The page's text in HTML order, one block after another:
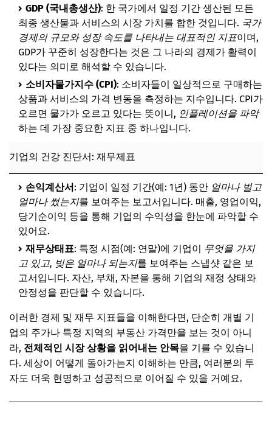
GDP (국내총생산): 한 국가에서 일정 기간 생산된 모든
최종 생산물과 서비스의 시장 가치를 합한 것입니다. 국가
경제의 규모와 성장 속도를 나타내는 대표적인 지표이며,
GDP가 꾸준히 성장한다는 것은 그 나라의 경제가 활력이
있다는 의미로 해석할 수 있습니다.
소비자물가지수 (CPI): 소비자들이 일상적으로 구매하는
상품과 서비스의 가격 변동을 측정하는 지수입니다. CPI가
오르면 물가가 오르고 있다는 뜻이니, 인플레이션을 파악
하는 데 가장 중요한 지표 중 하나입니다.
기업의 건강 진단서: 재무제표
손익계산서: 기업이 일정 기간(예: 1년) 동안 얼마나 벌고
얼마나 썼는지를 보여주는 보고서입니다. 매출, 영업이익,
당기순이익 등을 통해 기업의 수익성을 한눈에 파악할 수
있어요.
재무상태표: 특정 시점(예: 연말)에 기업이 무엇을 가지
고 있고, 빚은 얼마나 되는지를 보여주는 스냅샷 같은 보
고서입니다. 자산, 부채, 자본을 통해 기업의 재정 상태와
안정성을 판단할 수 있습니다.
이러한 경제 및 재무 지표들을 이해한다면, 단순히 개별 기
업의 주가나 특정 지역의 부동산 가격만을 보는 것이 아니
라, 전체적인 시장 상황을 읽어내는 안목을 기를 수 있습니
다. 세상이 어떻게 돌아가는지 이해하는 만큼, 여러분의 투
자도 더욱 현명하고 성공적으로 이어질 수 있을 거예요.